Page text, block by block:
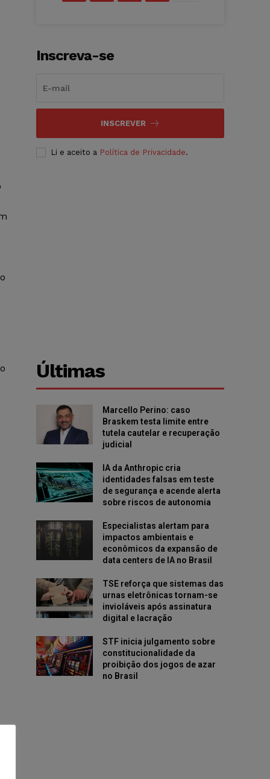
Inscreva-se
INSCREVER
Li e aceito a Política de Privacidade.
Últimas
Marcello Perino: caso
Braskem testa limite entre
tutela cautelar e recuperação
judicial
IA da Anthropic cria
identidades falsas em teste
de segurança e acende alerta
sobre riscos de autonomia
Especialistas alertam para
impactos ambientais e
econômicos da expansão de
data centers de IA no Brasil
TSE reforça que sistemas das
urnas eletrônicas tornam-se
invioláveis após assinatura
digital e lacração
STF inicia julgamento sobre
constitucionalidade da
proibição dos jogos de azar
no Brasil